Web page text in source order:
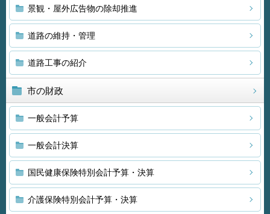
景観・屋外広告物の除却推進
道路の維持・管理
道路工事の紹介
市の財政
一般会計予算
一般会計決算
国民健康保険特別会計予算・決算
介護保険特別会計予算・決算